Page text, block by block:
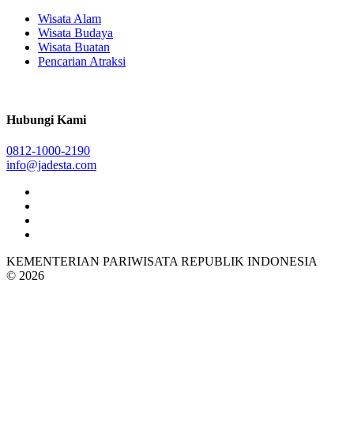
Wisata Alam
Wisata Budaya
Wisata Buatan
Pencarian Atraksi
Hubungi Kami
0812-1000-2190
info@jadesta.com
KEMENTERIAN PARIWISATA REPUBLIK INDONESIA
© 2026